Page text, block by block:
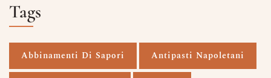
Tags
Abbinamenti Di Sapori Antipasti Napoletani